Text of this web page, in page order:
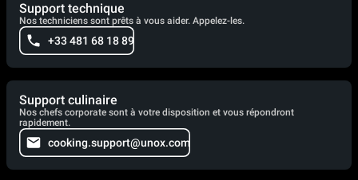
Support technique
Nos techniciens sont prêts à vous aider. Appelez-les.
+33 481 68 18 89
Support culinaire
Nos chefs corporate sont à votre disposition et vous répondront
rapidement.
cooking.support@unox.com